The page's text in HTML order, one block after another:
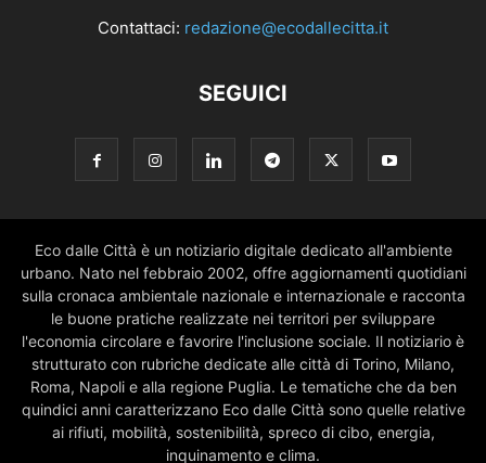
Contattaci: redazione@ecodallecitta.it
SEGUICI
Eco dalle Città è un notiziario digitale dedicato all'ambiente
urbano. Nato nel febbraio 2002, offre aggiornamenti quotidiani
sulla cronaca ambientale nazionale e internazionale e racconta
le buone pratiche realizzate nei territori per sviluppare
l'economia circolare e favorire l'inclusione sociale. Il notiziario è
strutturato con rubriche dedicate alle città di Torino, Milano,
Roma, Napoli e alla regione Puglia. Le tematiche che da ben
quindici anni caratterizzano Eco dalle Città sono quelle relative
ai rifiuti, mobilità, sostenibilità, spreco di cibo, energia,
inquinamento e clima.